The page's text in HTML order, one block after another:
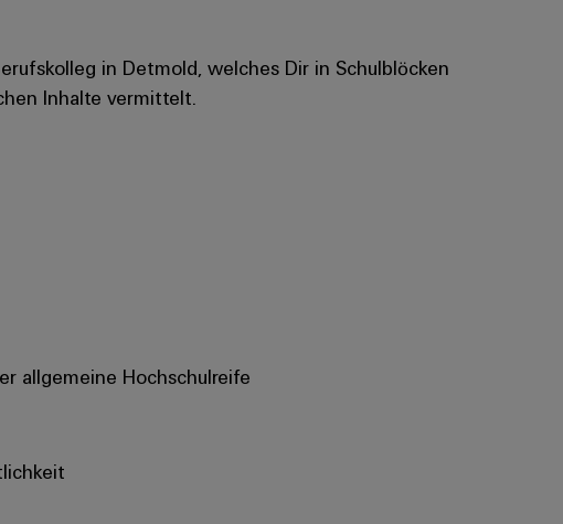
in Detmold, welches Dir in Schulblöcken
Inhalte vermittelt.
allgemeine Hochschulreife